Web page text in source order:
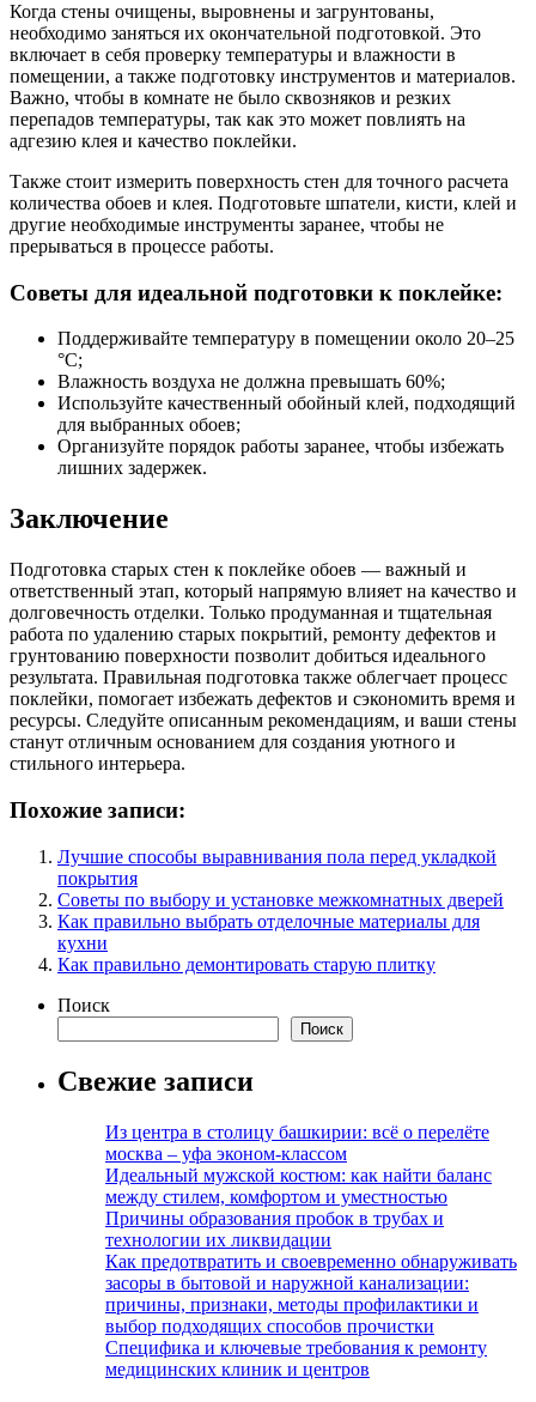
Когда стены очищены, выровнены и загрунтованы,
необходимо заняться их окончательной подготовкой. Это
включает в себя проверку температуры и влажности в
помещении, а также подготовку инструментов и материалов.
Важно, чтобы в комнате не было сквозняков и резких
перепадов температуры, так как это может повлиять на
адгезию клея и качество поклейки.
Также стоит измерить поверхность стен для точного расчета
количества обоев и клея. Подготовьте шпатели, кисти, клей и
другие необходимые инструменты заранее, чтобы не
прерываться в процессе работы.
Советы для идеальной подготовки к поклейке:
Поддерживайте температуру в помещении около 20–25
°С;
Влажность воздуха не должна превышать 60%;
Используйте качественный обойный клей, подходящий
для выбранных обоев;
Организуйте порядок работы заранее, чтобы избежать
лишних задержек.
Заключение
Подготовка старых стен к поклейке обоев — важный и
ответственный этап, который напрямую влияет на качество и
долговечность отделки. Только продуманная и тщательная
работа по удалению старых покрытий, ремонту дефектов и
грунтованию поверхности позволит добиться идеального
результата. Правильная подготовка также облегчает процесс
поклейки, помогает избежать дефектов и сэкономить время и
ресурсы. Следуйте описанным рекомендациям, и ваши стены
станут отличным основанием для создания уютного и
стильного интерьера.
Похожие записи:
Лучшие способы выравнивания пола перед укладкой
покрытия
Советы по выбору и установке межкомнатных дверей
Как правильно выбрать отделочные материалы для
кухни
Как правильно демонтировать старую плитку
Поиск
Поиск
Свежие записи
Из центра в столицу башкирии: всё о перелёте
москва – уфа эконом-классом
Идеальный мужской костюм: как найти баланс
между стилем, комфортом и уместностью
Причины образования пробок в трубах и
технологии их ликвидации
Как предотвратить и своевременно обнаруживать
засоры в бытовой и наружной канализации:
причины, признаки, методы профилактики и
выбор подходящих способов прочистки
Специфика и ключевые требования к ремонту
медицинских клиник и центров